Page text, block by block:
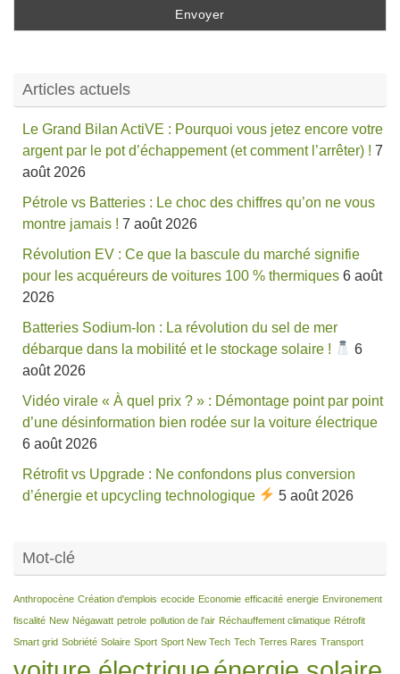
Articles actuels
Le Grand Bilan ActiVE : Pourquoi vous jetez encore votre
argent par le pot d’échappement (et comment l’arrêter) ! 7
août 2026
Pétrole vs Batteries : Le choc des chiffres qu’on ne vous
montre jamais ! 7 août 2026
Révolution EV : Ce que la bascule du marché signifie
pour les acquéreurs de voitures 100 % thermiques 6 août
2026
Batteries Sodium-Ion : La révolution du sel de mer
débarque dans la mobilité et le stockage solaire !
6
août 2026
Vidéo virale « À quel prix ? » : Démontage point par point
d’une désinformation bien rodée sur la voiture électrique
6 août 2026
Rétrofit vs Upgrade : Ne confondons plus conversion
d’énergie et upcycling technologique
5 août 2026
Mot-clé
Anthropocène Création d'emplois ecocide Economie efficacité energie Environement
fiscalité New Négawatt petrole pollution de l'air Réchauffement climatique Rétrofit
Smart grid Sobriété Solaire Sport Sport New Tech Tech Terres Rares Transport